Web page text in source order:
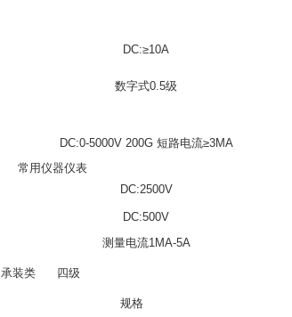
DC:≥10A
数字式0.5级
DC:0-5000V 200G 短路电流≥3MA
常用仪器仪表
DC:2500V
DC:500V
测量电流1MA-5A
承装类 四级
规格